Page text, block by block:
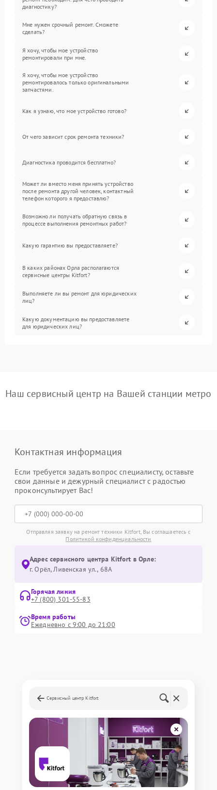
диагностику?
Мне нужен срочный ремонт. Сможете
сделать?
Я хочу, чтобы мое устройство
ремонтировали при мне.
Я хочу, чтобы мое устройство
ремонтировалось только оригинальными
запчастями.
Как я узнаю, что мое устройство готово?
От чего зависит срок ремонта техники?
Диагностика проводится бесплатно?
Может ли вместо меня принять устройство
после ремонта другой человек, контактный
телефон которого я предоставлю?
Возможно ли получать обратную связь в
процессе выполнения ремонтных работ?
Какую гарантию вы предоставляете?
В каких районах Орла располагаются
сервисные центры Kitfort?
Выполняете ли вы ремонт для юридических
лиц?
Какую документацию вы предоставляете
для юридических лиц?
Наш сервисный центр на Вашей станции метро
Контактная информация
Если требуется задать вопрос специалисту, оставьте
свои данные и дежурный специалист с радостью
проконсультирует Вас!
Отправляя заявку на ремонт техники Kitfort, Вы соглашаетесь с
Политикой конфиденциальности
Адрес сервисного центра Kitfort в Орле:
г. Орёл, Ливенская ул., 68А
Горячая линия
+7 (800) 301-55-83
Время работы
Ежедневно с 9:00 до 21:00
Сервисный центр Kitfort